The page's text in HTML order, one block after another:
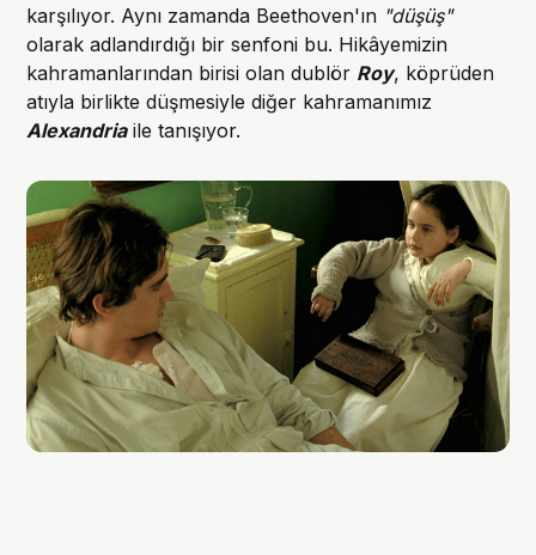
karşılıyor. Aynı zamanda Beethoven'ın "düşüş"
olarak adlandırdığı bir senfoni bu. Hikâyemizin
kahramanlarından birisi olan dublör Roy, köprüden
atıyla birlikte düşmesiyle diğer kahramanımız
Alexandriaile tanışıyor.